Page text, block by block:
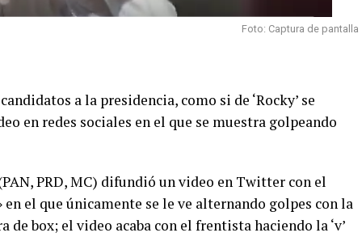
Foto: Captura de pantalla
a la presidencia, como si de ‘Rocky’ se
en redes sociales en el que se muestra golpeando
PRD, MC) difundió un video en Twitter con el
el que únicamente se le ve alternando golpes con la
de box; el video acaba con el frentista haciendo la ‘v’